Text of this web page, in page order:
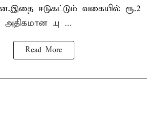
ஈடுகட்டும் வகையில் ரூ.2
அதிகமான யு ...
Read More